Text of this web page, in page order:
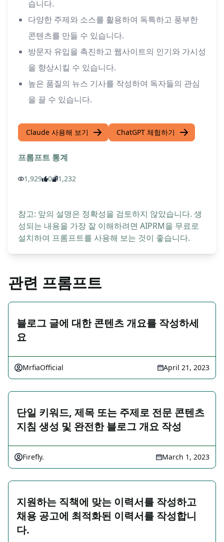
습니다.
다양한 주제와 소스를 활용하여 독특하고 풍부한
콘텐츠를 만들 수 있습니다.
방문자 유입을 촉진하고 웹사이트의 인기와 가시성
을 향상시킬 수 있습니다.
높은 품질의 뉴스 기사를 작성하여 독자들의 관심
을 끌 수 있습니다.
Claude 사용해 보기 ChatGPT 체험하기
프롬프트 통계
1,929 0 1,232
참고: 앞의 설명은 정확성을 검토하지 않았습니다. 생
성되는 내용을 가장 잘 이해하려면 AIPRM을 무료로
설치하여 프롬프트를 사용해 보는 것이 좋습니다.
관련 프롬프트
블로그 글에 대한 콘텐츠 개요를 작성하세
요
MrfiaOfficial April 21, 2023
단일 키워드, 제목 또는 주제로 전문 콘텐츠
지침 생성 및 완전한 블로그 개요 작성
Firefly. March 1, 2023
지원하는 직책에 맞는 이력서를 작성하고
채용 공고에 최적화된 이력서를 작성합니
다.